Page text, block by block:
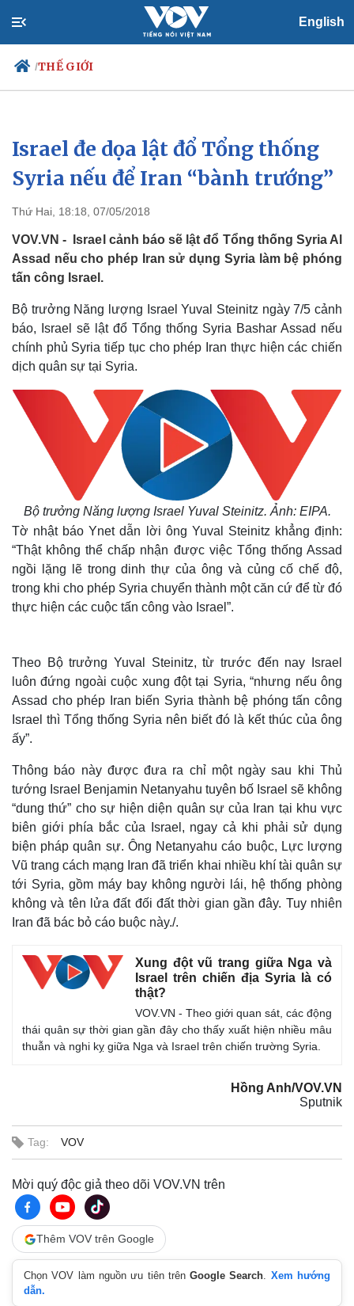
English
/THẾ GIỚI
Chính trị
Đảng
Tổ chức nhân sự
Nhận diện sự thật
Xã hội
Tin 24h
Dự báo thời tiết
Việc làm
Biển đảo
Thế giới
Israel đe dọa lật đổ Tổng thống
Syria nếu để Iran “bành trướng”
Thứ Hai, 18:18, 07/05/2018
VOV.VN - Israel cảnh báo sẽ lật đổ Tổng thống Syria Al
Assad nếu cho phép Iran sử dụng Syria làm bệ phóng
tấn công Israel.
Bộ trưởng Năng lượng Israel Yuval Steinitz ngày 7/5 cảnh
báo, Israel sẽ lật đổ Tổng thống Syria Bashar Assad nếu
chính phủ Syria tiếp tục cho phép Iran thực hiện các chiến
dịch quân sự tại Syria.
Bộ trưởng Năng lượng Israel Yuval Steinitz. Ảnh: EIPA.
Tờ nhật báo Ynet dẫn lời ông Yuval Steinitz khẳng định:
“Thật không thể chấp nhận được việc Tổng thống Assad
ngồi lặng lẽ trong dinh thự của ông và củng cố chế độ,
trong khi cho phép Syria chuyển thành một căn cứ để từ đó
thực hiện các cuộc tấn công vào Israel”.
Theo Bộ trưởng Yuval Steinitz, từ trước đến nay Israel
luôn đứng ngoài cuộc xung đột tại Syria, “nhưng nếu ông
Assad cho phép Iran biến Syria thành bệ phóng tấn công
Israel thì Tổng thống Syria nên biết đó là kết thúc của ông
ấy”.
Thông báo này được đưa ra chỉ một ngày sau khi Thủ
tướng Israel Benjamin Netanyahu tuyên bố Israel sẽ không
“dung thứ” cho sự hiện diện quân sự của Iran tại khu vực
biên giới phía bắc của Israel, ngay cả khi phải sử dụng
biện pháp quân sự. Ông Netanyahu cáo buộc, Lực lượng
Vũ trang cách mạng Iran đã triển khai nhiều khí tài quân sự
tới Syria, gồm máy bay không người lái, hệ thống phòng
không và tên lửa đất đối đất thời gian gần đây. Tuy nhiên
Iran đã bác bỏ cáo buộc này./.
Xung đột vũ trang giữa Nga và
Israel trên chiến địa Syria là có
thật?
VOV.VN - Theo giới quan sát, các động
thái quân sự thời gian gần đây cho thấy xuất hiện nhiều mâu
thuẫn và nghi kỵ giữa Nga và Israel trên chiến trường Syria.
Hồng Anh/VOV.VN
Sputnik
Tag: VOV
Mời quý độc giả theo dõi VOV.VN trên
Thêm VOV trên Google
Chọn VOV làm nguồn ưu tiên trênGoogle Search. Xem hướng
dẫn.